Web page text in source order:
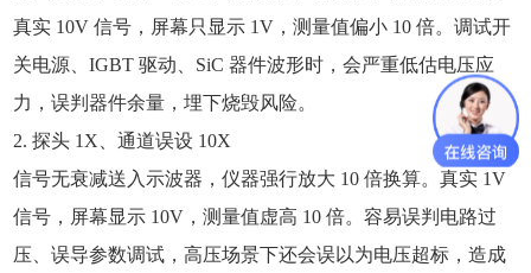
真实 10V 信号，屏幕只显示 1V，测量值偏小 10 倍。调试开
关电源、IGBT 驱动、SiC 器件波形时，会严重低估电压应
力，误判器件余量，埋下烧毁风险。
2. 探头 1X、通道误设 10X
信号无衰减送入示波器，仪器强行放大 10 倍换算。真实 1V
信号，屏幕显示 10V，测量值虚高 10 倍。容易误判电路过
压、误导参数调试，高压场景下还会误以为电压超标，造成